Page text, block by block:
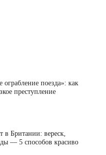
ограбление поезда»: как
преступление
в Британии: вереск,
— 5 способов красиво